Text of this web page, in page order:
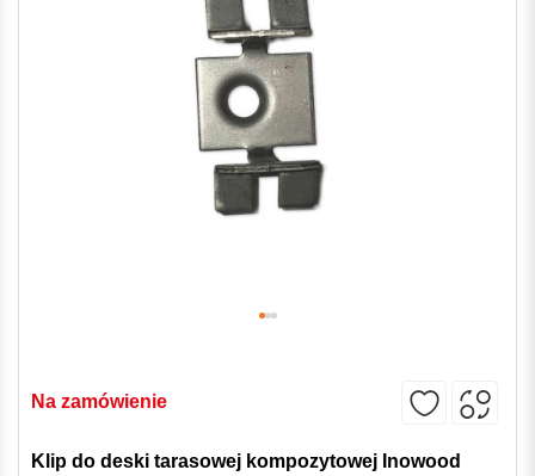
Na zamówienie
Klip do deski tarasowej kompozytowej Inowood